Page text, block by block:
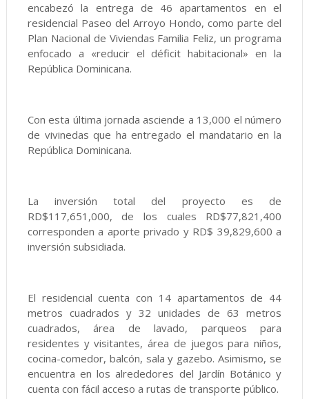
encabezó la entrega de 46 apartamentos en el
residencial Paseo del Arroyo Hondo, como parte del
Plan Nacional de Viviendas Familia Feliz, un programa
enfocado a «reducir el déficit habitacional» en la
República Dominicana.
Con esta última jornada asciende a 13,000 el número
de vivinedas que ha entregado el mandatario en la
República Dominicana.
La inversión total del proyecto es de
RD$117,651,000, de los cuales RD$77,821,400
corresponden a aporte privado y RD$ 39,829,600 a
inversión subsidiada.
El residencial cuenta con 14 apartamentos de 44
metros cuadrados y 32 unidades de 63 metros
cuadrados, área de lavado, parqueos para
residentes y visitantes, área de juegos para niños,
cocina-comedor, balcón, sala y gazebo. Asimismo, se
encuentra en los alrededores del Jardín Botánico y
cuenta con fácil acceso a rutas de transporte público.